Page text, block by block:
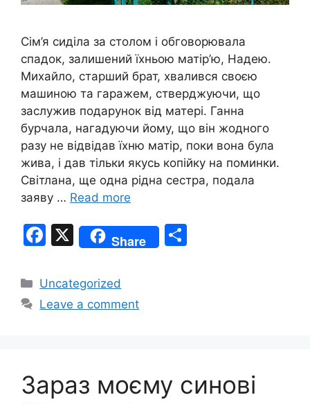
Сім’я сиділа за столом і обговорювала
спадок, залишений їхньою матір’ю, Надею.
Михайло, старший брат, хвалився своєю
машиною та гаражем, стверджуючи, що
заслужив подарунок від матері. Ганна
бурчала, нагадуючи йому, що він жодного
разу не відвідав їхню матір, поки вона була
жива, і дав тільки якусь копійку на поминки.
Світлана, ще одна рідна сестра, подала
заяву … Read more
F
c
e
k
X Share
Categories
Uncategorized
Leave a comment
Зараз моєму синові